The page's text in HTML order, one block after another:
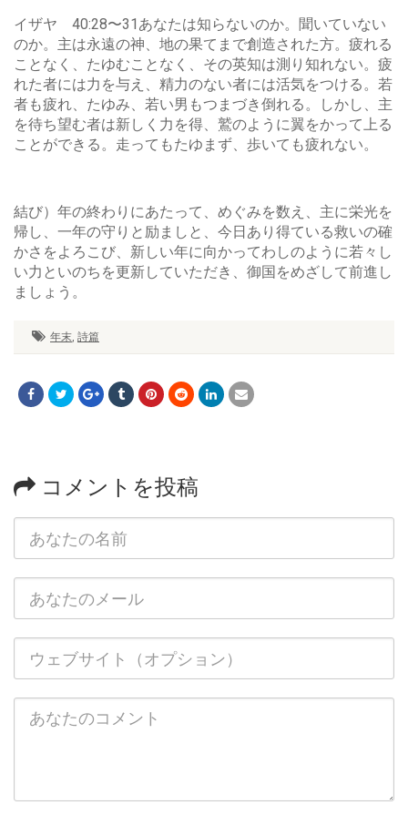
イザヤ 40:28〜31あなたは知らないのか。聞いていない
のか。主は永遠の神、地の果てまで創造された方。疲れる
ことなく、たゆむことなく、その英知は測り知れない。疲
れた者には力を与え、精力のない者には活気をつける。若
者も疲れ、たゆみ、若い男もつまづき倒れる。しかし、主
を待ち望む者は新しく力を得、鷲のように翼をかって上る
ことができる。走ってもたゆまず、歩いても疲れない。
結び）年の終わりにあたって、めぐみを数え、主に栄光を
帰し、一年の守りと励ましと、今日あり得ている救いの確
かさをよろこび、新しい年に向かってわしのように若々し
い力といのちを更新していただき、御国をめざして前進し
ましょう。
年末, 詩篇
コメントを投稿